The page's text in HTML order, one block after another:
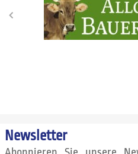
Newsletter